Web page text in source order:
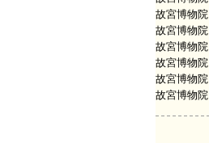
故宮博物院
故宮博物院
故宮博物院
故宮博物院
故宮博物院
故宮博物院